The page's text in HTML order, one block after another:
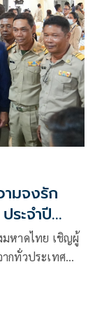
บ้าน “คนของ
มจงรัก
มหาดไทย เชิญผู้
กทั่วประเทศ